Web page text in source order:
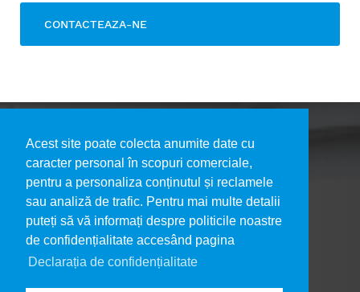
Acest site poate colecta anumite date cu
caracter personal în scopuri comerciale,
pentru a personaliza conținutul și reclamele
sau analiză de trafic. Pentru mai multe detalii
puteți să vă informați despre politicile noastre
de confidențialitate accesând pagina
Declarația de confidențialitate
CONTACTEAZA-NE
PORTOFOLIU LUCRĂRI
DECLARAȚIA DE CONFIDENȚIALITATE
CONTACT